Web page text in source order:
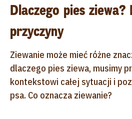
Dlaczego pies ziewa?
przyczyny
Ziewanie może mieć różne
dlaczego pies ziewa, musimy
kontekstowi całej sytuacji i
psa. Co oznacza ziewanie?